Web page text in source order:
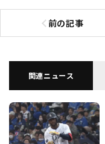
前の記事
前の記事へ
関連ニュース